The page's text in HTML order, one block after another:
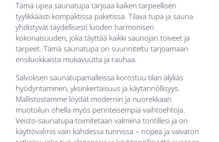
Tämä upea saunatupa tarjoaa kaiken tarpeellisen
tyylikkäästi kompaktissa paketissa. Tilava tupa ja sauna
yhdistyvät täydellisesti luoden harmonisen
kokonaisuuden, joka täyttää kaikki saunojan toiveet ja
tarpeet. Tämä saunatupa on suunniteltu tarjoamaan
ensiluokkaista mukavuutta ja rauhaa.
Salvoksen saunatupamalleissa korostuu tilan älykäs
hyödyntäminen, yksinkertaisuus ja käytännöllisyys.
Mallistostamme löydät modernin ja nuorekkaan
muotoilun ohella myös perinteisempiä vaihtoehtoja.
Veisto-saunatupa toimitetaan valmiina tontillesi ja on
käyttövalmis vain kahdessa tunnissa – nopea ja vaivaton